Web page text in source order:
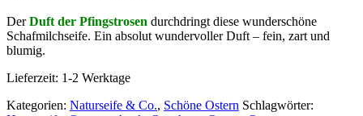
DerDuft der Pfingstrosen durchdringt diese wunderschöne
Schafmilchseife. Ein absolut wundervoller Duft – fein, zart und
blumig.
Lieferzeit: 1-2 Werktage
Kategorien: Naturseife & Co., Schöne Ostern Schlagwörter: